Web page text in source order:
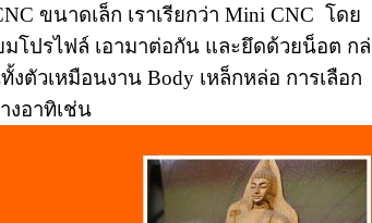
ขนาดเล็ก เราเรียกว่า Mini CNC โดย
โปรไฟล์ เอามาต่อกัน และยึดด้วยน็อต ก
ตัวเหมือนงาน Body เหล็กหล่อ การเลือก
งอาทิเช่น